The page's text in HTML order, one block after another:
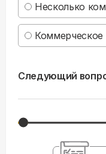
Несколько
Следующий